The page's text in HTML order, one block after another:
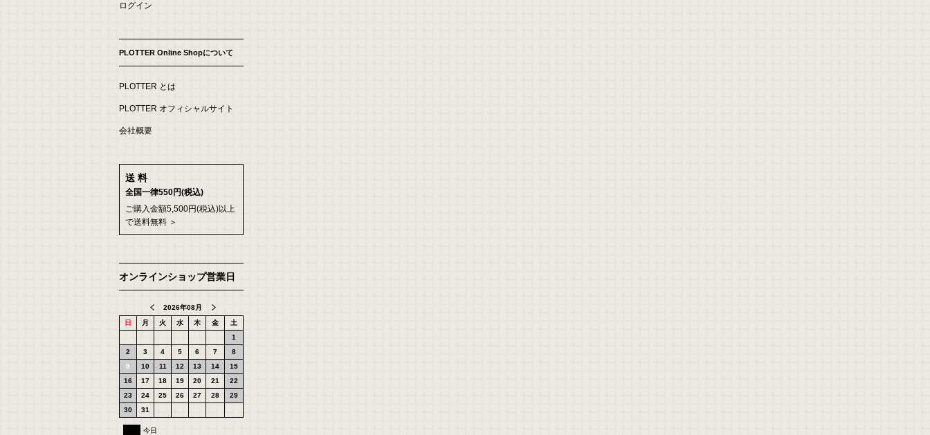
ログイン
PLOTTER Online Shopについて
PLOTTER とは
PLOTTER オフィシャルサイト
会社概要
送 料
全国一律550円(税込)
ご購入金額5,500円(税込)以上
で送料無料 ＞
オンラインショップ営業日
2026年08月
日
月 火 水 木 金
土
1
2
3 4 5 6 7
8
9
10 11 12 13 14
15
16
17 18 19 20 21
22
23
24 25 26 27 28
29
30
31
■今日